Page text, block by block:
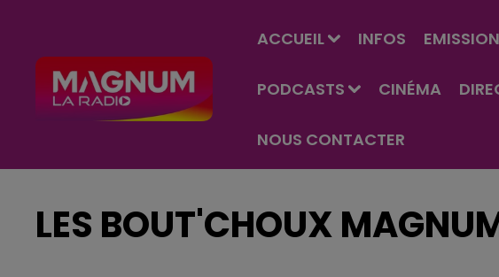
ACCUEIL INFOS
PODCASTS CINÉMA
NOUS CONTACTER
LES BOUT'CHOUX